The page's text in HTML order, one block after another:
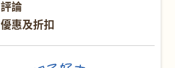
評論
優惠及折扣